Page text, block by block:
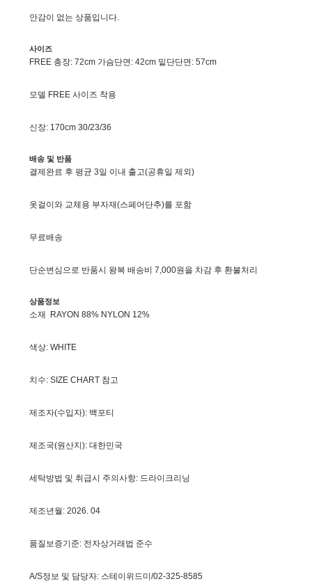
안감이 없는 상품입니다.
사이즈
FREE 총장: 72cm 가슴단면: 42cm 밑단단면: 57cm
모델 FREE 사이즈 착용
신장: 170cm 30/23/36
배송 및 반품
결제완료 후 평균 3일 이내 출고(공휴일 제외)
옷걸이와 교체용 부자재(스페어단추)를 포함
무료배송
단순변심으로 반품시 왕복 배송비 7,000원을 차감 후 환불처리
상품정보
소재 RAYON 88% NYLON 12%
색상: WHITE
치수: SIZE CHART 참고
제조자(수입자): 백포티
제조국(원산지): 대한민국
세탁방법 및 취급시 주의사항: 드라이크리닝
제조년월: 2026. 04
품질보증기준: 전자상거래법 준수
A/S정보 및 담당자: 스테이위드미/02-325-8585